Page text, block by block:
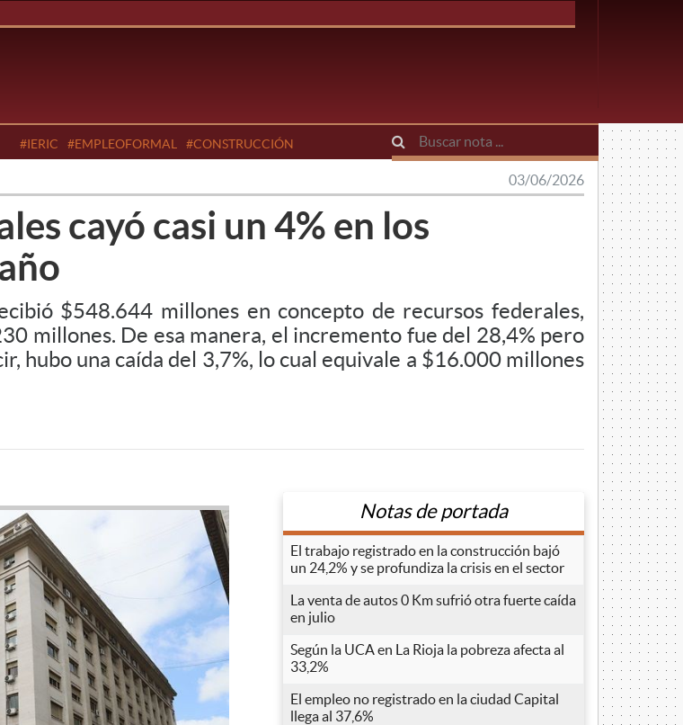
#IERIC #EMPLEOFORMAL #CONSTRUCCIÓN
03/06/2026
cayó casi un 4% en los
$548.644 millones en concepto de recursos federales,
millones. De esa manera, el incremento fue del 28,4% pero
hubo una caída del 3,7%, lo cual equivale a $16.000 millones
Notas de portada
El trabajo registrado en la construcción bajó
un 24,2% y se profundiza la crisis en el sector
La venta de autos 0 Km sufrió otra fuerte caída
en julio
Según la UCA en La Rioja la pobreza afecta al
33,2%
El empleo no registrado en la ciudad Capital
llega al 37,6%